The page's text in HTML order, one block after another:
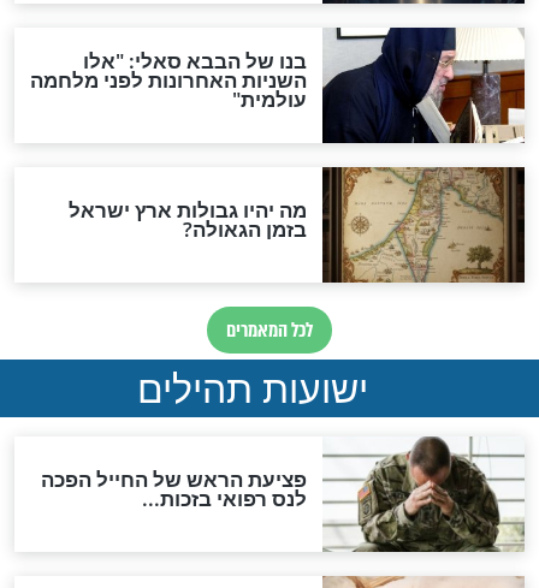
להמתקת הדינים וביטול
גזרות
סגולת ע"ב שמות הקודש
תפילה סגולית להמתקת
הדינים